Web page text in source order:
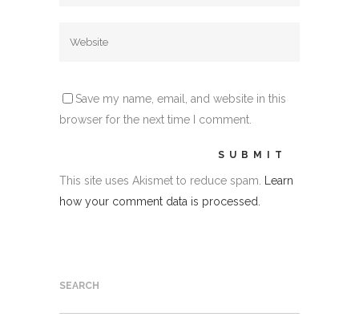
Save my name, email, and website in this
browser for the next time I comment.
This site uses Akismet to reduce spam.
Learn
how your comment data is processed.
SEARCH